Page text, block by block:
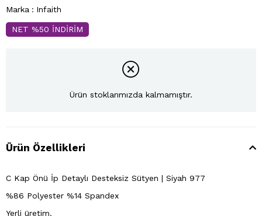
Marka : Infaith
NET %50 İNDİRİM
Ürün stoklarımızda kalmamıştır.
Ürün Özellikleri
C Kap Önü İp Detaylı Desteksiz Sütyen | Siyah 977
%86 Polyester %14 Spandex
Yerli üretim.